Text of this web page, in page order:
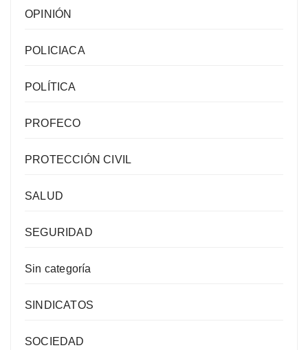
OPINIÓN
POLICIACA
POLÍTICA
PROFECO
PROTECCIÓN CIVIL
SALUD
SEGURIDAD
Sin categoría
SINDICATOS
SOCIEDAD